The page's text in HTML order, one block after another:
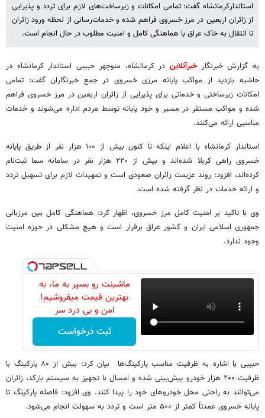
استاندارکرمانشاه گفت: تمامی امکانات و زیرساخت‌های لازم برای تردد و پذیرایی
از زائران اربعین در مرز خسروی فراهم شده و خدمات‌رسانی از لحظه ورود زائران
تا انتقال به خاک عراق با هماهنگی کامل و امنیت مطلوب در حال انجام است.
به گزارش خبرنگارخبرآنلاین در کرمانشاه، منوچهر حبیبی استاندار کرمانشاه در
حاشیه بازدید از مواکب پایانه مرزی خسروی در جمع خبرنگاران گفت: تمامی
امکانات زیرساختی و خدماتی برای پذیرایی از زائران اربعین در مرز خسروی فراهم
شده و مواکب مستقر در مسیر و خود پایانه توسط مردم اداره می‌شوند و خدمات
مناسبی ارائه می‌کنند.
استاندار کرمانشاه با اعلام اینکه تا کنون بیش از ۱۰۰ هزار نفر از طریق پایانه
خسروی راهی کربلا شده‌اند و بیش از ۲۲۰ هزار نفر در سامانه سما ثبت‌نام
کرده‌اند، افزود: روند عزیمت زائران صعودی است و تمهیدات لازم برای تسهیل تردد
و ارائه خدمات در نظر گرفته شده است.
وی با تاکید بر امنیت کامل مرز خسروی، اظهار کرد: هماهنگی کامل بین مرزبانی
جمهوری اسلامی ایران و کشور عراق برقرار است و هیچ مشکلی در حوزه امنیت
وجود ندارد.
ماشینت رو بسپر به ما، به
بهترین قیمت میفروشیم!
امن و بی درد سر
ثبت درخواست
حبیبی با اشاره به ظرفیت مناسب پارکینگ‌ها بیان کرد: بیش از ۸۰ پارکینگ با
ظرفیت ۲۰۰ هزار خودرو پیش‌بینی شده و امسال با تجهیز به سیستم بارکد، زائران
می‌توانند به راحتی محل خودروهای خود را پیدا کنند. وی افزود: فاصله پارکینگ تا
پایانه خسروی عمدتاً کمتر از ۵۰۰ متر است و تردد به سهولت انجام می‌شود.